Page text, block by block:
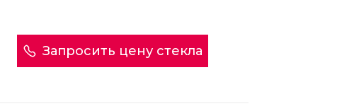
Запросить цену стекла